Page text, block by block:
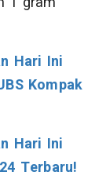
Hari Ini
Kompak
Hari Ini
Terbaru!